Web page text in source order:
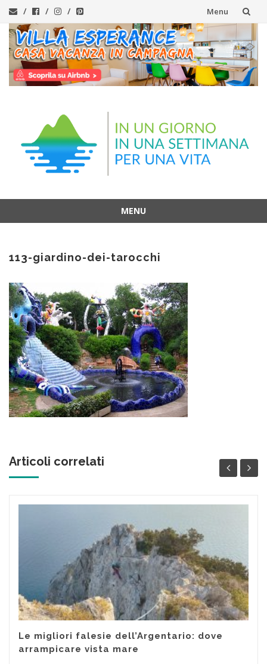
Menu
Vai
al
contenuto
MENU
contenuto
113-giardino-dei-tarocchi
Articoli correlati
Le migliori falesie dell’Argentario: dove
arrampicare vista mare